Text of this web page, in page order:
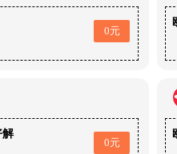
0元
解
0元